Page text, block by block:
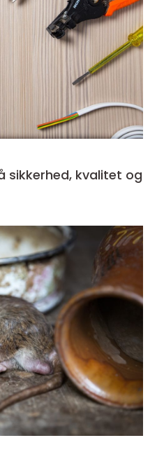
sikkerhed, kvalitet og